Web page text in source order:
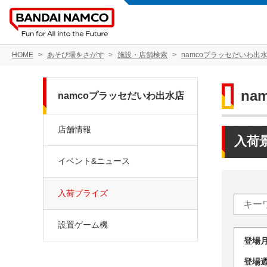
HOME あそび場をさがす 施設・店舗検索 namcoプラッセだいわ出
入荷
登
登
namcoプラッセだいわ出水店
店舗情報
イベント&ニュース
入荷プライズ
設置ゲーム機